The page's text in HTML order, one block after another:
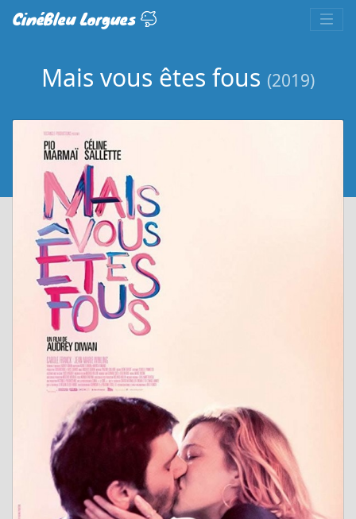
CinéBleu Lorgues
Mais vous êtes fous (2019)